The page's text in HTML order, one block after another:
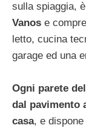
sulla spiaggia,
Vanos e
letto, cucina
garage ed una
Ogni parete
dal pavimento
casa, e